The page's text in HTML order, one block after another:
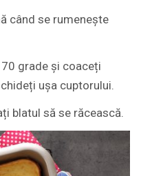
când se rumenește
grade și coaceți
ușa cuptorului.
blatul să se răcească.